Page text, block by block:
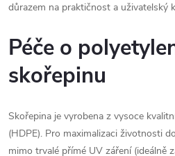
důrazem na praktičnost a uživatelský
Péče o
skořepinu
Skořepina je vyrobena z vysoce
(HDPE). Pro maximalizaci životnosti
mimo trvalé přímé UV záření (ideálně